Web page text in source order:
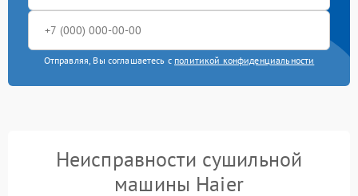
Отправляя, Вы соглашаетесь с политикой конфиденциальности
Неисправности сушильной
машины Haier